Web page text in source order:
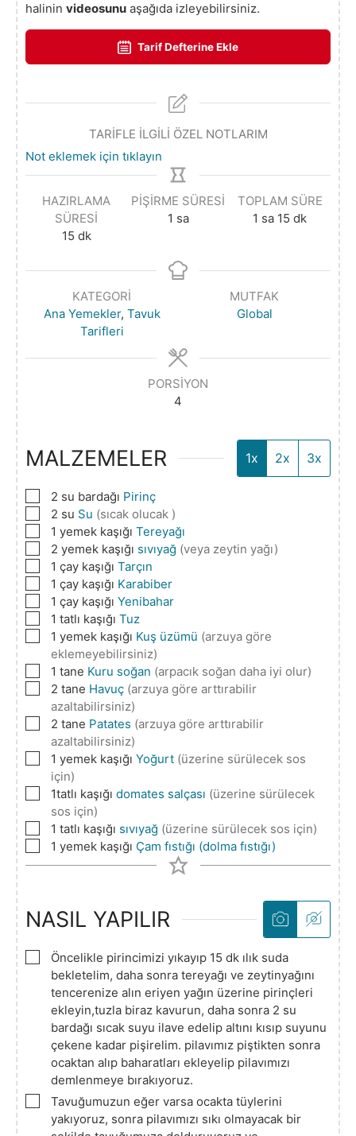
halinin videosunu aşağıda izleyebilirsiniz.
Tarif Defterine Ekle
TARİFLE İLGİLİ ÖZEL NOTLARIM
Not eklemek için tıklayın
HAZIRLAMA
SÜRESI
15 dk
PIŞIRME SÜRESI
1 sa
TOPLAM SÜRE
1 sa 15 dk
KATEGORI
Ana Yemekler, Tavuk
Tarifleri
MUTFAK
Global
PORSIYON
4
MALZEMELER 1x 2x 3x
▢
2 su bardağı Pirinç
▢
2 su Su (sıcak olucak )
▢1 yemek kaşığı Tereyağı
▢
2 yemek kaşığı sıvıyağ (veya zeytin yağı)
▢1 çay kaşığı Tarçın
▢1 çay kaşığı Karabiber
▢1 çay kaşığı Yenibahar
▢1 tatlı kaşığı Tuz
▢1 yemek kaşığı Kuş üzümü (arzuya göre
eklemeyebilirsiniz)
▢1 tane Kuru soğan (arpacık soğan daha iyi olur)
▢
2 tane Havuç (arzuya göre arttırabilir
azaltabilirsiniz)
▢
2 tane Patates (arzuya göre arttırabilir
azaltabilirsiniz)
▢1 yemek kaşığı Yoğurt (üzerine sürülecek sos
için)
▢1tatlı kaşığı domates salçası (üzerine sürülecek
sos için)
▢1 tatlı kaşığı sıvıyağ (üzerine sürülecek sos için)
▢1 yemek kaşığı Çam fıstığı (dolma fıstığı)
NASIL YAPILIR
▢
Öncelikle pirincimizi yıkayıp 15 dk ılık suda
bekletelim, daha sonra tereyağı ve zeytinyağını
tencerenize alın eriyen yağın üzerine pirinçleri
ekleyin,tuzla biraz kavurun, daha sonra 2 su
bardağı sıcak suyu ilave edelip altını kısıp suyunu
çekene kadar pişirelim. pilavımız piştikten sonra
ocaktan alıp baharatları ekleyelip pilavımızı
demlenmeye bırakıyoruz.
▢
Tavuğumuzun eğer varsa ocakta tüylerini
yakıyoruz, sonra pilavımızı sıkı olmayacak bir